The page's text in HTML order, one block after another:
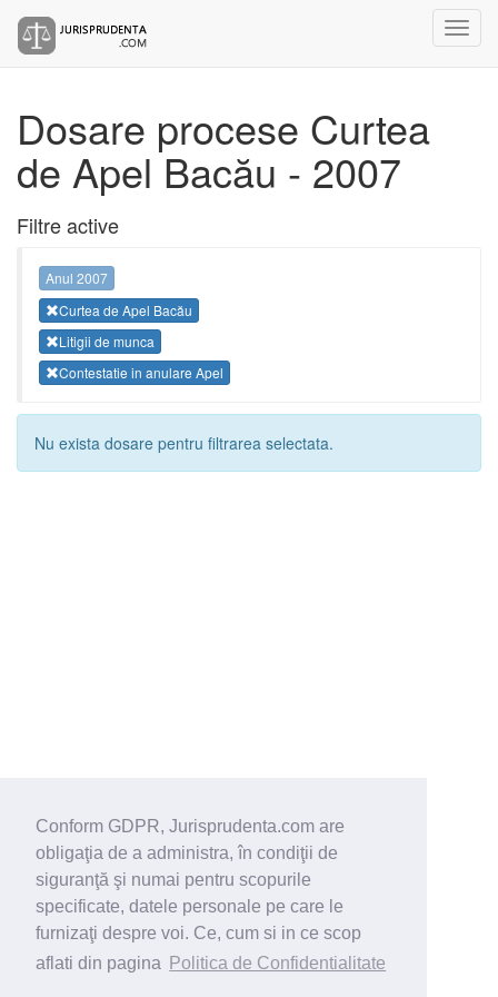
Conform GDPR, Jurisprudenta.com are
obligaţia de a administra, în condiţii de
siguranţă şi numai pentru scopurile
specificate, datele personale pe care le
furnizaţi despre voi. Ce, cum si in ce scop
aflati din pagina
Politica de Confidentialitate
Dosare procese Curtea
de Apel Bacău - 2007
Filtre active
Anul 2007
Curtea de Apel Bacău
Litigii de munca
Contestatie in anulare Apel
Nu exista dosare pentru filtrarea selectata.